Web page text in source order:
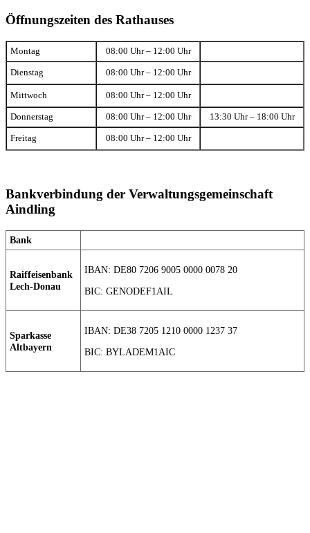
Öffnungszeiten des Rathauses
Montag 08:00 Uhr – 12:00 Uhr
Dienstag 08:00 Uhr – 12:00 Uhr
Mittwoch 08:00 Uhr – 12:00 Uhr
Donnerstag 08:00 Uhr – 12:00 Uhr 13:30 Uhr – 18:00 Uhr
Freitag 08:00 Uhr – 12:00 Uhr
Bankverbindung der Verwaltungsgemeinschaft
Aindling
Bank
Raiffeisenbank
Lech-Donau
IBAN: DE80 7206 9005 0000 0078 20
BIC: GENODEF1AIL
Sparkasse
Altbayern
IBAN: DE38 7205 1210 0000 1237 37
BIC: BYLADEM1AIC